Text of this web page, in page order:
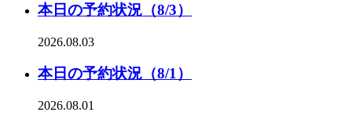
本日の予約状況（8/3）
2026.08.03
本日の予約状況（8/1）
2026.08.01